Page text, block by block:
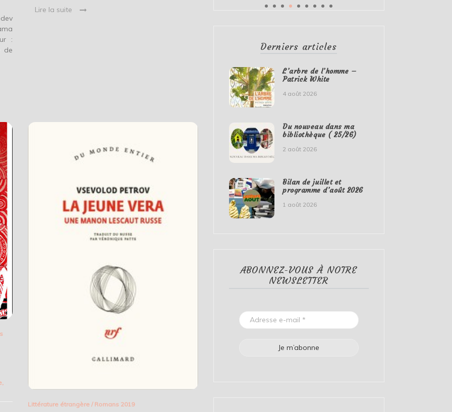
:
de
Lire la suite
Littérature étrangère/ Romans 2019
Derniers articles
L’arbre de l’homme –
Patrick White
4 août 2026
Du nouveau dans ma
bibliothèque ( 25/26)
2 août 2026
Bilan de juillet et
programme d’août 2026
1 août 2026
ABONNEZ-VOUS À NOTRE
NEWSLETTER